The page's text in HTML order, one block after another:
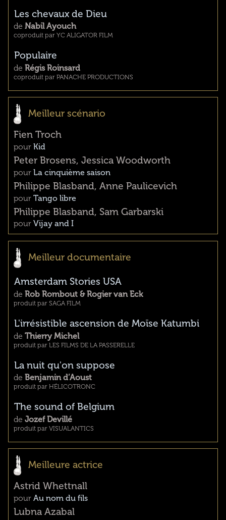
Les chevaux de Dieu
de Nabil Ayouch
coproduit par YC ALIGATOR FILM
Populaire
de Régis Roinsard
coproduit par PANACHE PRODUCTIONS
Meilleur scénario
Fien Troch
pour Kid
Peter Brosens, Jessica Woodworth
pour La cinquième saison
Philippe Blasband, Anne Paulicevich
pour Tango libre
Philippe Blasband, Sam Garbarski
pour Vijay and I
Meilleur documentaire
Amsterdam Stories USA
de Rob Rombout & Rogier van Eck
produit par SAGA FILM
L'irrésistible ascension de Moïse Katumbi
de Thierry Michel
produit par LES FILMS DE LA PASSERELLE
La nuit qu'on suppose
de Benjamin d’Aoust
produit par HÉLICOTRONC
The sound of Belgium
de Jozef Devillé
produit par VISUALANTICS
Meilleure actrice
Astrid Whettnall
pour Au nom du fils
Lubna Azabal